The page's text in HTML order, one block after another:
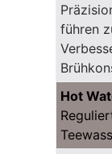
führen
Hot